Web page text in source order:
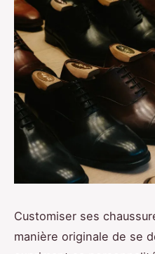
Customiser ses
manière originale de se